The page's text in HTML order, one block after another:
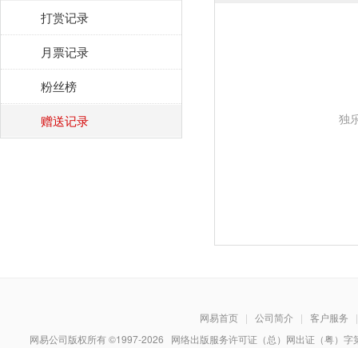
打赏记录
月票记录
粉丝榜
赠送记录 独
网易首页 | 公司简介 | 客户服务
|
网易公司版权所有 ©1997-2026 网络出版服务许可证（总）网出证（粤）